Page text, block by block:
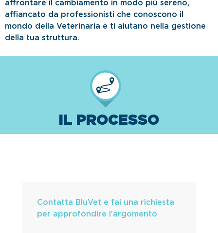
affrontare il cambiamento in modo più sereno,
affiancato da professionisti che conoscono il
mondo della Veterinaria e ti aiutano nella gestione
della tua struttura.
IL PROCESSO
Contatta BluVet e fai una richiesta
per approfondire l’argomento